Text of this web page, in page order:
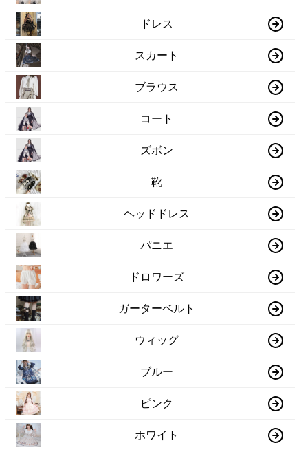
ドレス
スカート
ブラウス
コート
ズボン
靴
ヘッドドレス
パニエ
ドロワーズ
ガーターベルト
ウィッグ
ブルー
ピンク
ホワイト